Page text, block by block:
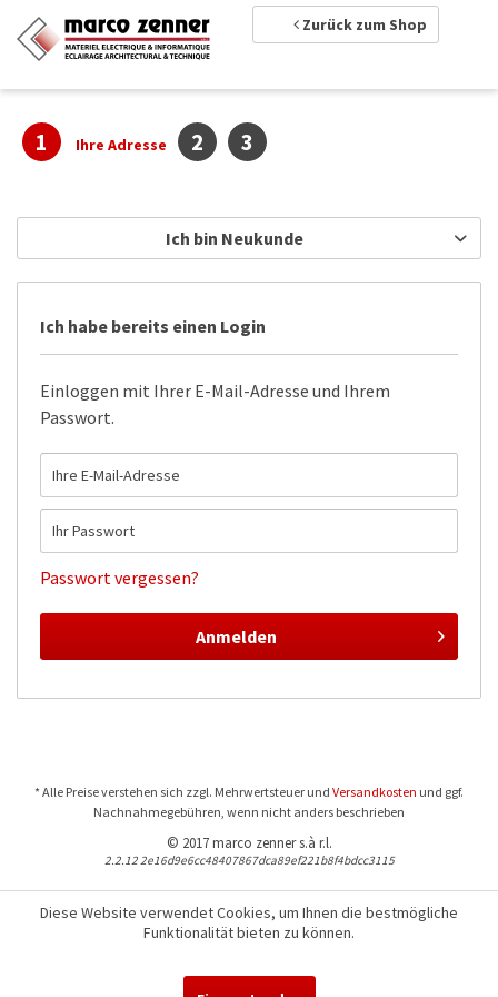
Zurück zum Shop
1 Ihre Adresse 2 3
Ich bin Neukunde
Ich habe bereits einen Login
Einloggen mit Ihrer E-Mail-Adresse und Ihrem
Passwort.
Passwort vergessen?
Anmelden
* Alle Preise verstehen sich zzgl. Mehrwertsteuer und Versandkosten und ggf.
Nachnahmegebühren, wenn nicht anders beschrieben
© 2017 marco zenner s.à r.l.
2.2.12 2e16d9e6cc48407867dca89ef221b8f4bdcc3115
+352 441544-1
Diese Website verwendet Cookies, um Ihnen die bestmögliche
Funktionalität bieten zu können.